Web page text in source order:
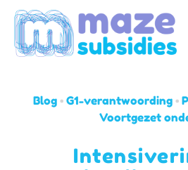
naar
Diensten
Cases
Blog• G1-verantwoording•
Voortgezet